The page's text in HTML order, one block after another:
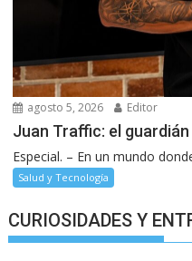
agosto 5, 2026 Editor
Juan Traffic: el
Especial. – En un mundo
Salud y Tecnología
CURIOSIDADES Y